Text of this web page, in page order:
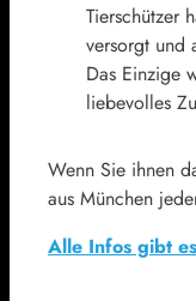
Tierschützer
versorgt und
Das Einzige
liebevolles
Wenn Sie ihnen
aus München
Alle Infos gibt